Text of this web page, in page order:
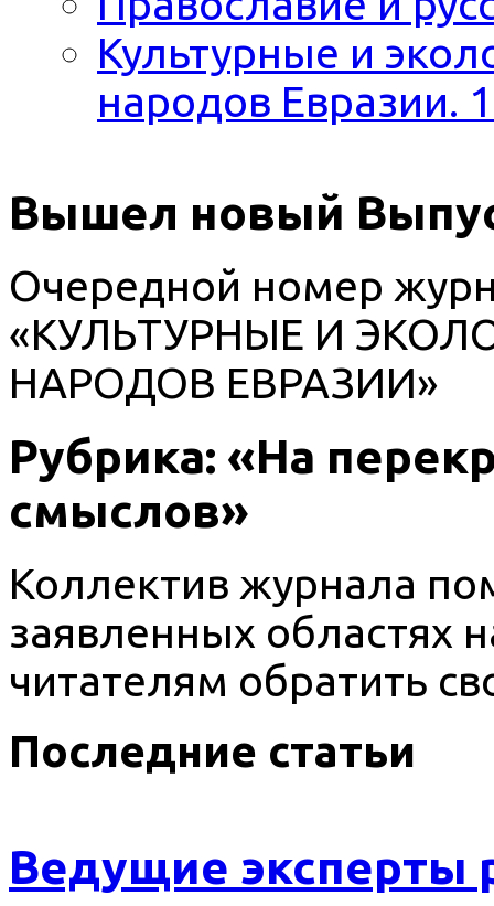
Культурные и
народов Евразии.
Вышел новый
Очередной номер
«КУЛЬТУРНЫЕ И
НАРОДОВ ЕВРАЗИИ»
Рубрика: «На
смыслов»
Коллектив журнала
заявленных областях
читателям обратить
Последние статьи
Ведущие эксперты